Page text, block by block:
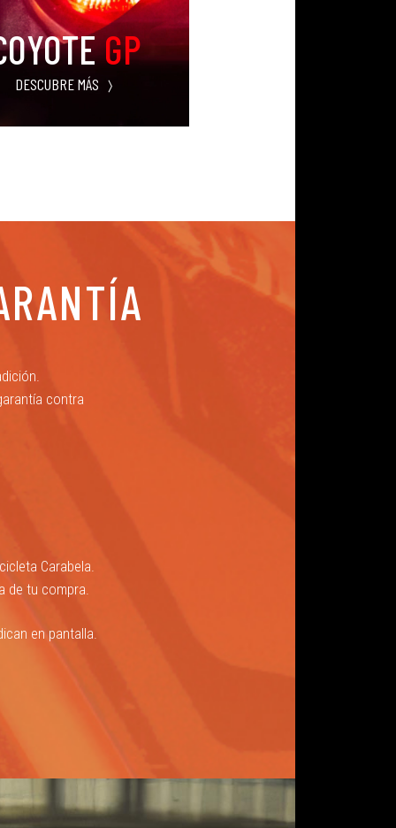
GP
DESCUBRE MÁS
contra
Carabela.
de tu compra.
en pantalla.